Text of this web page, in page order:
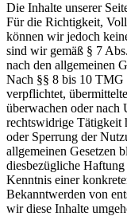
Die Inhalte unserer
Für die Richtigkeit,
können wir jedoch
sind wir gemäß § 7
nach den allgemeinen
Nach §§ 8 bis 10 TMG
verpflichtet,
überwachen oder nach
rechtswidrige Tätigkeit
oder Sperrung der
allgemeinen Gesetzen
diesbezügliche
Kenntnis einer
Bekanntwerden von
wir diese Inhalte